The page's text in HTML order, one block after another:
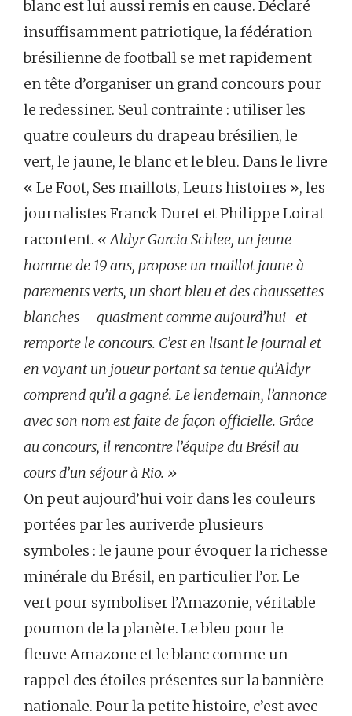
blanc est lui aussi remis en cause. Déclaré
insuffisamment patriotique, la fédération
brésilienne de football se met rapidement
en tête d’organiser un grand concours pour
le redessiner. Seul contrainte : utiliser les
quatre couleurs du drapeau brésilien, le
vert, le jaune, le blanc et le bleu. Dans le livre
« Le Foot, Ses maillots, Leurs histoires », les
journalistes Franck Duret et Philippe Loirat
racontent. « Aldyr Garcia Schlee, un jeune
homme de 19 ans, propose un maillot jaune à
parements verts, un short bleu et des chaussettes
blanches – quasiment comme aujourd’hui- et
remporte le concours. C’est en lisant le journal et
en voyant un joueur portant sa tenue qu’Aldyr
comprend qu’il a gagné. Le lendemain, l’annonce
avec son nom est faite de façon officielle. Grâce
au concours, il rencontre l’équipe du Brésil au
cours d’un séjour à Rio. »
On peut aujourd’hui voir dans les couleurs
portées par les auriverde plusieurs
symboles : le jaune pour évoquer la richesse
minérale du Brésil, en particulier l’or. Le
vert pour symboliser l’Amazonie, véritable
poumon de la planète. Le bleu pour le
fleuve Amazone et le blanc comme un
rappel des étoiles présentes sur la bannière
nationale. Pour la petite histoire, c’est avec